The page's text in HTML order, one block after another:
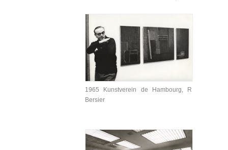
1965 Kunstverein de Hambourg, R
Bersier